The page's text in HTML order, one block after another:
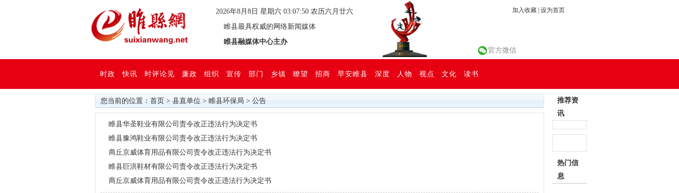
2026年8月8日 星期六 03:07:50 农历六月廿六
睢县最具权威的网络新闻媒体
睢县融媒体中心主办
加入收藏 设为首页
官方微信
时政 快讯 时评论见 廉政 组织 宣传 部门 乡镇 瞭望 招商 早安睢县 深度 人物 视点 文化 读书
您当前的位置： 首页 > 县直单位 > 睢县环保局 > 公告
睢县华圣鞋业有限公司责令改正违法行为决定书
睢县豫鸿鞋业有限公司责令改正违法行为决定书
商丘京威体育用品有限公司责令改正违法行为决定书
睢县巨洪鞋材有限公司责令改正违法行为决定书
商丘京威体育用品有限公司责令改正违法行为决定书
推荐资
讯
热门信
息